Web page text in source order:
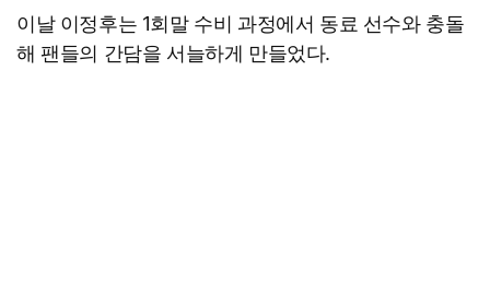
이날 이정후는 1회말 수비 과정에서 동료 선수와 충돌
해 팬들의 간담을 서늘하게 만들었다.